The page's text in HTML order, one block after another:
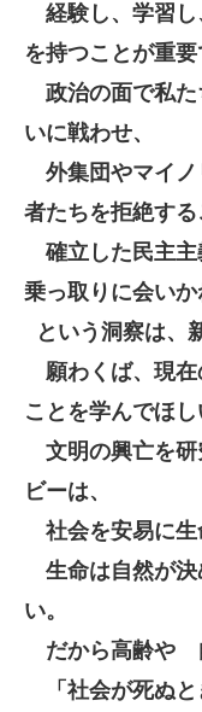
経験し、学習し
を持つことが重要
政治の面で私た
いに戦わせ、
外集団やマイノ
者たちを拒絶する
確立した民主
乗っ取りに会い
という洞察は、
願わくば、現在
ことを学んでほし
文明の興亡を研
ビーは、
社会を安易に生
生命は自然が決
い。
だから高齢や
「社会が死ぬ